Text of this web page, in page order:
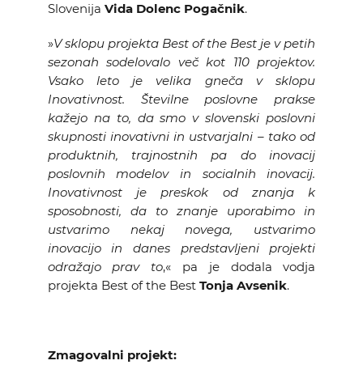
Slovenija Vida Dolenc Pogačnik.
»V sklopu projekta Best of the Best je v petih
sezonah sodelovalo več kot 110 projektov.
Vsako leto je velika gneča v sklopu
Inovativnost. Številne poslovne prakse
kažejo na to, da smo v slovenski poslovni
skupnosti inovativni in ustvarjalni – tako od
produktnih, trajnostnih pa do inovacij
poslovnih modelov in socialnih inovacij.
Inovativnost je preskok od znanja k
sposobnosti, da to znanje uporabimo in
ustvarimo nekaj novega, ustvarimo
inovacijo in danes predstavljeni projekti
odražajo prav to,« pa je dodala vodja
projekta Best of the Best Tonja Avsenik.
Zmagovalni projekt: